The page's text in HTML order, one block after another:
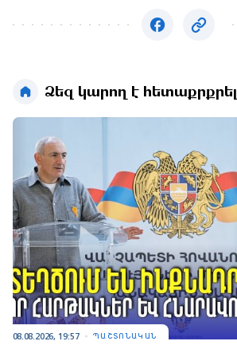
Ձեզ կարող է հետաքրքրել
08.08.2026, 19:57 ՊԱՇՏՈՆԱԿԱՆ